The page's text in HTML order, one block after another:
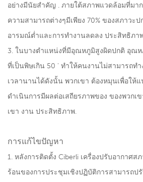
อย่างมีนัยสำคัญ . ภายใต้สภาพแวดล้อมที่มา
ความสามารถต่างๆมีเพียง 70% ของสภาวะ
อารมณ์ต่ำและการทำงานลดลง ประสิทธิภา
3. ในบางตำแหน่งที่มีอุณหภูมิสูงผิดปกติ อุณ
ที่เป็นพิษเกิน 50 ' ทำให้คนงานไม่สามารถท
เวลานานได้ดังนั้น พวกเขา ต้องหมุนเพื่อให้แ
ดำเนินการมีผลต่อเสถียรภาพของ ของพวกเ
เขา งาน ประสิทธิภาพ.
การแก้ไขปัญหา
1. หลังการติดตั้ง Ciberli เครื่องปรับอากาศส
ร้อนของการประชุมเชิงปฏิบัติการสามารถปรั